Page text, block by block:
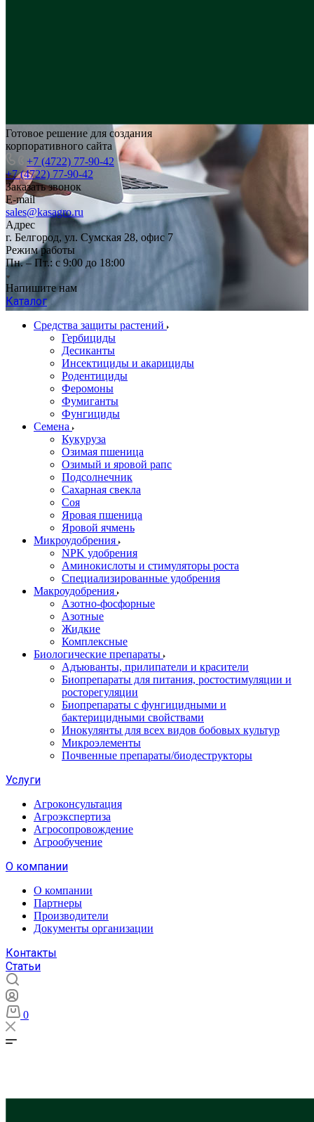
Готовое решение для создания
корпоративного сайта
+7 (4722) 77-90-42
+7 (4722) 77-90-42
Заказать звонок
E-mail
sales@kasagro.ru
Адрес
г. Белгород, ул. Сумская 28, офис 7
Режим работы
Пн. – Пт.: с 9:00 до 18:00
Напишите нам
Каталог
Средства защиты растений
Гербициды
Десиканты
Инсектициды и акарициды
Родентициды
Феромоны
Фумиганты
Фунгициды
Семена
Кукуруза
Озимая пшеница
Озимый и яровой рапс
Подсолнечник
Сахарная свекла
Соя
Яровая пшеница
Яровой ячмень
Микроудобрения
NPK удобрения
Аминокислоты и стимуляторы роста
Специализированные удобрения
Макроудобрения
Азотно-фосфорные
Азотные
Жидкие
Комплексные
Биологические препараты
Адъюванты, прилипатели и красители
Биопрепараты для питания, ростостимуляции и
росторегуляции
Биопрепараты с фунгицидными и
бактерицидными свойствами
Инокулянты для всех видов бобовых культур
Микроэлементы
Почвенные препараты/биодеструкторы
Услуги
Агроконсультация
Агроэкспертиза
Агросопровождение
Агрообучение
О компании
О компании
Партнеры
Производители
Документы организации
Контакты
Статьи
0